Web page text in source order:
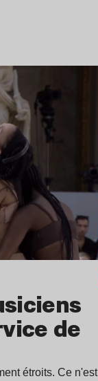
de
étroits. Ce n'est